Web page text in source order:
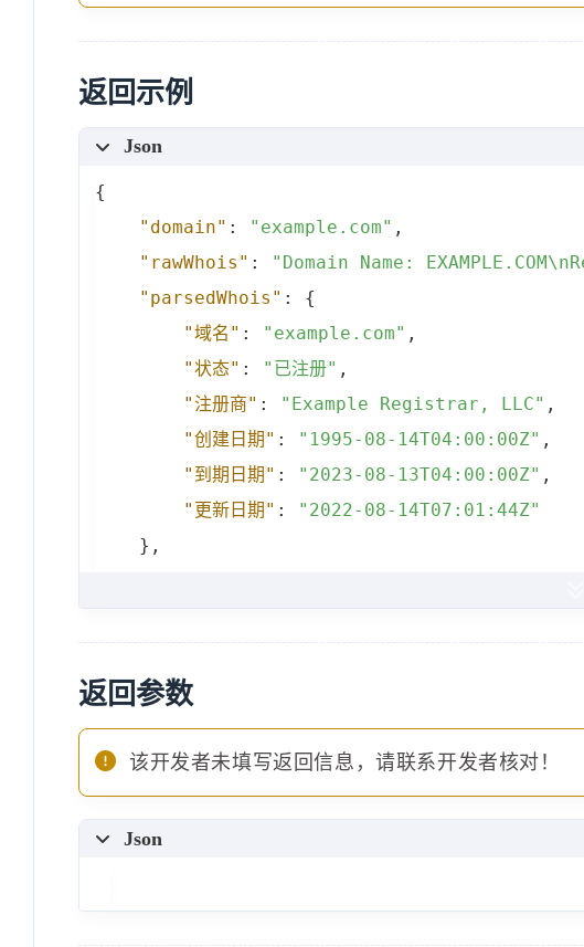
返回示例
Json
{
"domain" : "example.com" ,
"rawWhois" : "Domain Name:
"parsedWhois" :
{
"域名" : "example.com" ,
"状态" : "已注册" ,
"注册商" : "Example Registrar, LLC" ,
"创建日期" : "1995-08-14T04:00:00Z" ,
"到期日期" : "2023-08-13T04:00:00Z" ,
"更新日期" :
"2022-08-14T07:01:44Z"
} ,
"domain": "com",
"price"
"registrarname" : "Registrar
"new": "10.99",
返回参数
该开发者未填写返回信息，请联系开发者核对！
Json